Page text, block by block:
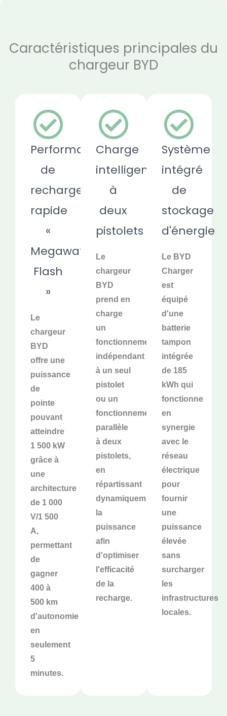
Caractéristiques principales du
chargeur BYD
Performances
de
recharge
rapide
«
Megawatt
Flash
»
Le
chargeur
BYD
offre une
puissance
de
pointe
pouvant
atteindre
1 500 kW
grâce à
une
architecture
de 1 000
V/1 500
A,
permettant
de
gagner
400 à
500 km
d'autonomie
en
seulement
5
minutes.
Charge
intelligente
à
deux
pistolets
Le
chargeur
BYD
prend en
charge
un
fonctionnement
indépendant
à un seul
pistolet
ou un
fonctionnement
parallèle
à deux
pistolets,
en
répartissant
dynamiquement
la
puissance
afin
d'optimiser
l'efficacité
de la
recharge.
Système
intégré
de
stockage
d'énergie
Le BYD
Charger
est
équipé
d'une
batterie
tampon
intégrée
de 185
kWh qui
fonctionne
en
synergie
avec le
réseau
électrique
pour
fournir
une
puissance
élevée
sans
surcharger
les
infrastructures
locales.